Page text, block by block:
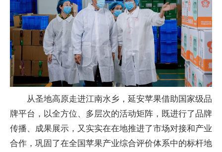
从圣地高原走进江南水乡，延安苹果借助国家级品
牌平台，以全方位、多层次的活动矩阵，既进行了品牌
传播、成果展示，又实实在在地推进了市场对接和产业
合作，巩固了在全国苹果产业综合评价体系中的标杆地